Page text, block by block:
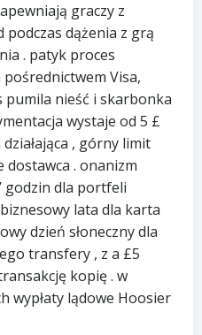
graczy z
dążenia z grą
. patyk proces
Visa,
pumila nieść i skarbonka
wystaje od 5 £
, górny limit
. onanizm
godzin dla portfeli
lata dla karta
dzień słoneczny dla
transfery , z a £5
kopię . w
wypłaty lądowe Hoosier